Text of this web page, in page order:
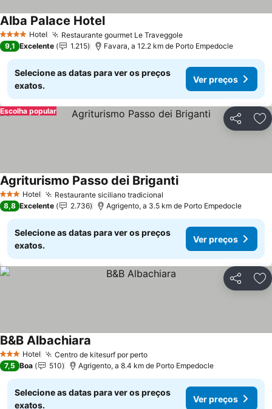
4 EstrelasHotel Restaurante gourmet Le Traveggole
Alba Palace Hotel
9,1 Excelente 1.215 Favara, a 12.2 km de Porto Empedocle
Selecione as datas para ver os preços
exatos.
Ver preços
Partilhar
Escolha popular
3 EstrelasHotel Restaurante siciliano tradicional
Agriturismo Passo dei Briganti
8,8 Excelente 2.736 Agrigento, a 3.5 km de Porto Empedocle
Selecione as datas para ver os preços
exatos.
Ver preços
Partilhar
3 EstrelasHotel Centro de kitesurf por perto
B&B Albachiara
7,5 Boa 510 Agrigento, a 8.4 km de Porto Empedocle
Selecione as datas para ver os preços
exatos.
Ver preços